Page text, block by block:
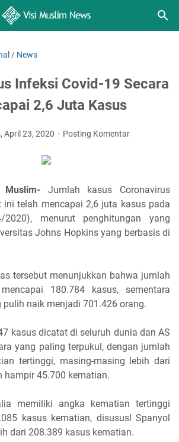
/ News
Infeksi Covid-19 Secara
2,6 Juta Kasus
April 23, 2020 Posting Komentar
Muslim- Jumlah kasus Coronavirus
ini telah mencapai 2,6 juta kasus pada
menurut penghitungan yang
Johns Hopkins yang berbasis di
tersebut menunjukkan bahwa jumlah
180.784 kasus, sementara
naik menjadi 701.426 orang.
kasus dicatat di seluruh dunia dan AS
yang paling terpukul, dengan jumlah
tertinggi, masing-masing lebih dari
hampir 45.700 kematian.
memiliki angka kematian tertinggi
kasus kematian, disususl Spanyol
dari 208.389 kasus kematian.